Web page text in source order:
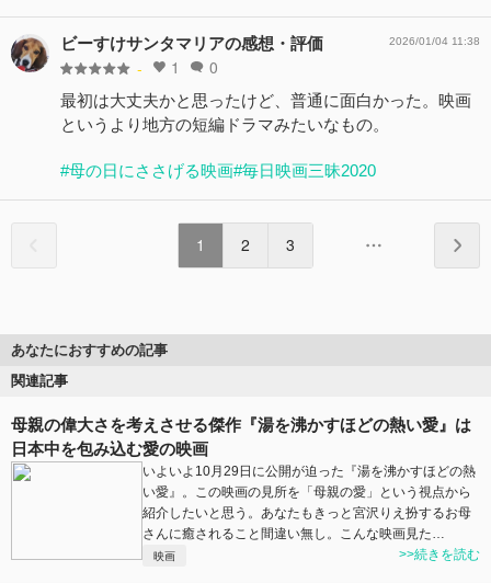
ビーすけサンタマリアの感想・評価
- 1 0
2026/01/04 11:38
最初は大丈夫かと思ったけど、普通に面白かった。映画
というより地方の短編ドラマみたいなもの。
#母の日にささげる映画#毎日映画三昧2020
1 2 3
あなたにおすすめの記事
関連記事
母親の偉大さを考えさせる傑作『湯を沸かすほどの熱い愛』は
日本中を包み込む愛の映画
いよいよ10月29日に公開が迫った『湯を沸かすほどの熱
い愛』。この映画の見所を「母親の愛」という視点から
紹介したいと思う。あなたもきっと宮沢りえ扮するお母
さんに癒されること間違い無し。こんな映画見た…
映画 >>続きを読む